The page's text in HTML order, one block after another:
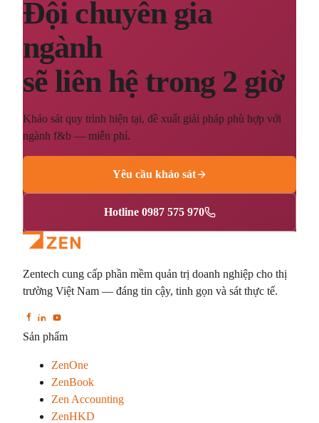
Đội chuyên gia
ngành
sẽ liên hệ trong 2 giờ
Khảo sát quy trình hiện tại, đề xuất giải pháp phù hợp với
ngành f&b — miễn phí.
Yêu cầu khảo sát
Hotline 0987 575 970
Zentech cung cấp phần mềm quản trị doanh nghiệp cho thị
trường Việt Nam — đáng tin cậy, tinh gọn và sát thực tế.
Sản phẩm
ZenOne
ZenBook
Zen Accounting
ZenHKD